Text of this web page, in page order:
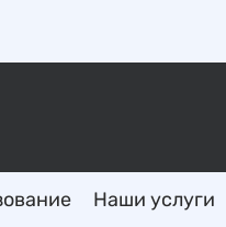
Наши услуги